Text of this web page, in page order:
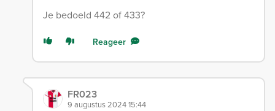
Je bedoeld 442 of 433?
Reageer
FR023
9 augustus 2024 15:44